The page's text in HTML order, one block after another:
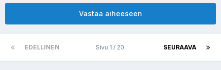
Vastaa aiheeseen
EDELLINEN SEURAAVA
Sivu 1 / 20